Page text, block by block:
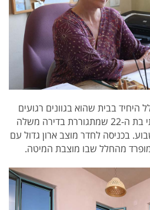
בבית שהוא בגוונים רגועים
יותר, וזה לפי דרישתה של בתי בת ה-22 שמתגוררת בדירה משלה
בכניסה לחדר מוצב ארון גדול עם
מהחלל שבו מוצבת המיטה.